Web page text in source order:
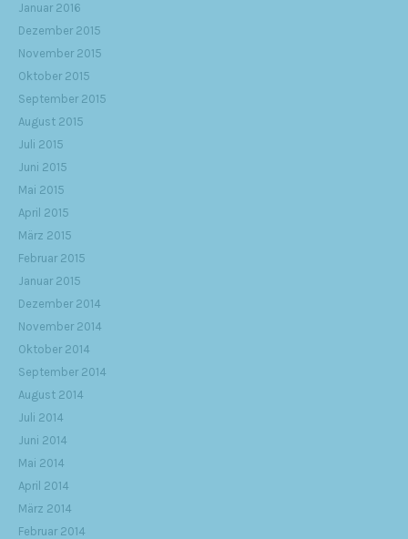
Januar 2016
Dezember 2015
November 2015
Oktober 2015
September 2015
August 2015
Juli 2015
Juni 2015
Mai 2015
April 2015
März 2015
Februar 2015
Januar 2015
Dezember 2014
November 2014
Oktober 2014
September 2014
August 2014
Juli 2014
Juni 2014
Mai 2014
April 2014
März 2014
Februar 2014